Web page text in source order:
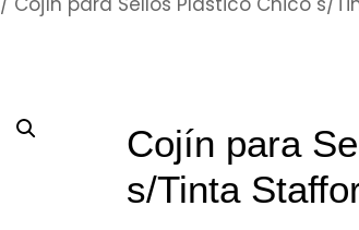
Cojín para
s/Tinta